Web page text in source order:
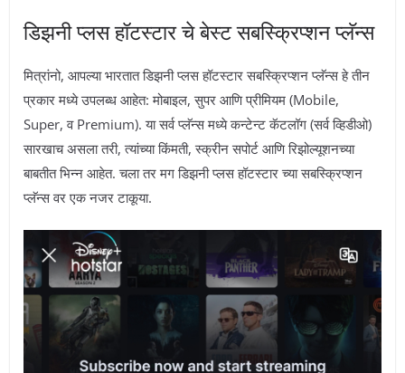
डिझनी प्लस हॉटस्टार चे बेस्ट सबस्क्रिप्शन प्लॅन्स
मित्रांनो, आपल्या भारतात डिझनी प्लस हॉटस्टार सबस्क्रिप्शन प्लॅन्स हे तीन
प्रकार मध्ये उपलब्ध आहेत: मोबाइल, सुपर आणि प्रीमियम (Mobile,
Super, व Premium). या सर्व प्लॅन्स मध्ये कन्टेन्ट कॅटलॉग (सर्व व्हिडीओ)
सारखाच असला तरी, त्यांच्या किंमती, स्क्रीन सपोर्ट आणि रिझोल्यूशनच्या
बाबतीत भिन्न आहेत. चला तर मग डिझनी प्लस हॉटस्टार च्या सबस्क्रिप्शन
प्लॅन्स वर एक नजर टाकूया.